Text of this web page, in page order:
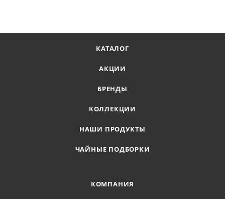
КАТАЛОГ
АКЦИИ
БРЕНДЫ
КОЛЛЕКЦИИ
НАШИ ПРОДУКТЫ
ЧАЙНЫЕ ПОДБОРКИ
КОМПАНИЯ